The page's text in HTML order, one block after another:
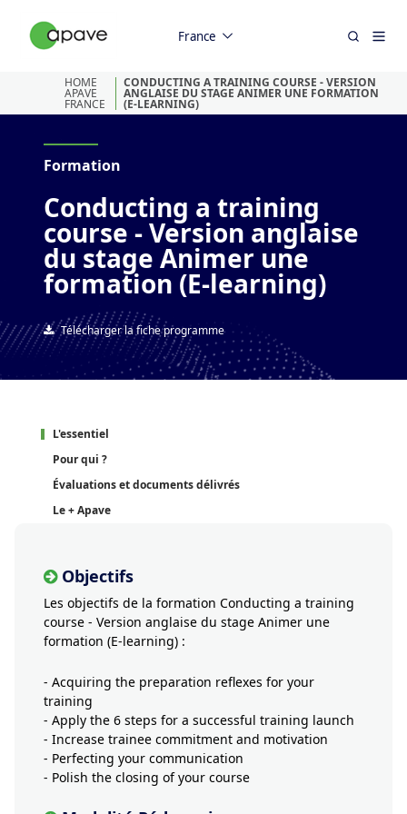
France
HOME
APAVE
FRANCE
CONDUCTING A TRAINING COURSE - VERSION
ANGLAISE DU STAGE ANIMER UNE FORMATION
(E-LEARNING)
Formation
Conducting a training
course - Version anglaise
du stage Animer une
formation (E-learning)
Télécharger la fiche programme
L'essentiel
Pour qui ?
Évaluations et documents délivrés
Le + Apave
Objectifs
Les objectifs de la formation Conducting a training
course - Version anglaise du stage Animer une
formation (E-learning) :
- Acquiring the preparation reflexes for your
training
- Apply the 6 steps for a successful training launch
- Increase trainee commitment and motivation
- Perfecting your communication
- Polish the closing of your course